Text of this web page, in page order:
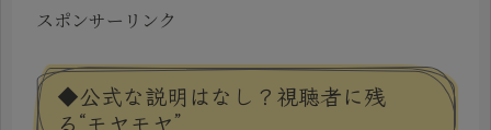
スポンサーリンク
◆公式な説明はなし？視聴者に残
る“モヤモヤ”